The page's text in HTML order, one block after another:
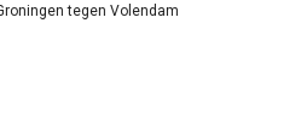
tegen Volendam